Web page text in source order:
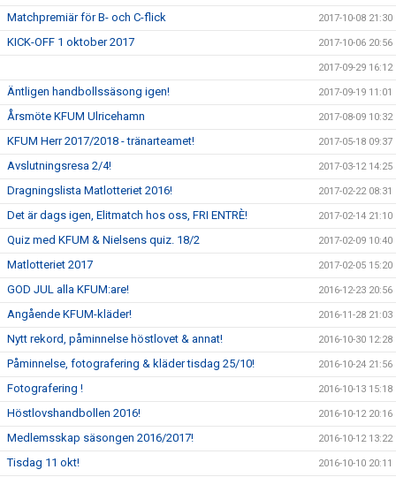
Matchpremiär för B- och C-flick 2017-10-08 21:30
KICK-OFF 1 oktober 2017 2017-10-06 20:56
2017-09-29 16:12
Äntligen handbollssäsong igen! 2017-09-19 11:01
Årsmöte KFUM Ulricehamn 2017-08-09 10:32
KFUM Herr 2017/2018 - tränarteamet! 2017-05-18 09:37
Avslutningsresa 2/4! 2017-03-12 14:25
Dragningslista Matlotteriet 2016! 2017-02-22 08:31
Det är dags igen, Elitmatch hos oss, FRI ENTRÈ! 2017-02-14 21:10
Quiz med KFUM & Nielsens quiz. 18/2 2017-02-09 10:40
Matlotteriet 2017 2017-02-05 15:20
GOD JUL alla KFUM:are! 2016-12-23 20:56
Angående KFUM-kläder! 2016-11-28 21:03
Nytt rekord, påminnelse höstlovet & annat! 2016-10-30 12:28
Påminnelse, fotografering & kläder tisdag 25/10! 2016-10-24 21:56
Fotografering ! 2016-10-13 15:18
Höstlovshandbollen 2016! 2016-10-12 20:16
Medlemsskap säsongen 2016/2017! 2016-10-12 13:22
Tisdag 11 okt! 2016-10-10 20:11